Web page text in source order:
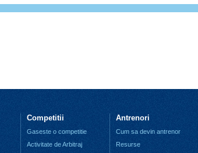
Competitii
Gaseste o competitie
Activitate de Arbitraj
Antrenori
Cum sa devin antrenor
Resurse